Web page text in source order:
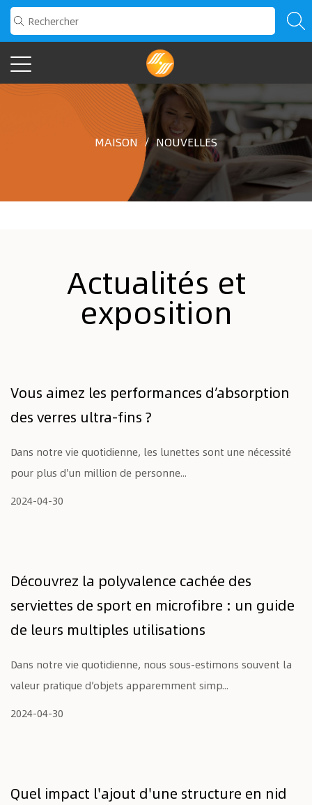
MAISON / NOUVELLES
Actualités et
exposition
Vous aimez les performances d’absorption
des verres ultra-fins ?
Dans notre vie quotidienne, les lunettes sont une nécessité
pour plus d'un million de personne...
2024-04-30
Découvrez la polyvalence cachée des
serviettes de sport en microfibre : un guide
de leurs multiples utilisations
Dans notre vie quotidienne, nous sous-estimons souvent la
valeur pratique d’objets apparemment simp...
2024-04-30
Quel impact l'ajout d'une structure en nid